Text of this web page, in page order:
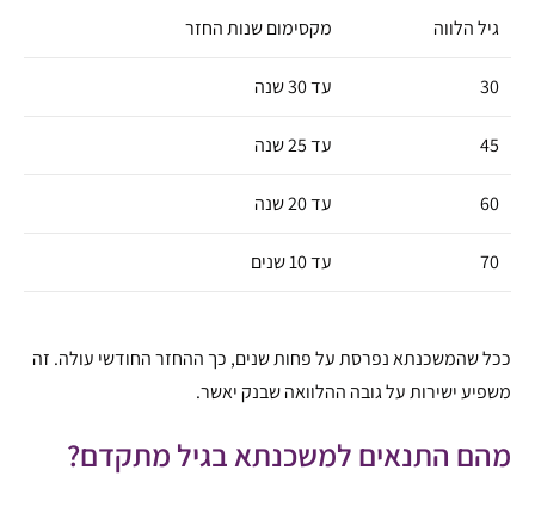
גיל הלווה מקסימום שנות החזר
30 עד 30 שנה
45 עד 25 שנה
60 עד 20 שנה
70 עד 10 שנים
ככל שהמשכנתא נפרסת על פחות שנים, כך ההחזר החודשי עולה. זה
משפיע ישירות על גובה ההלוואה שבנק יאשר.
מהם התנאים למשכנתא בגיל מתקדם?